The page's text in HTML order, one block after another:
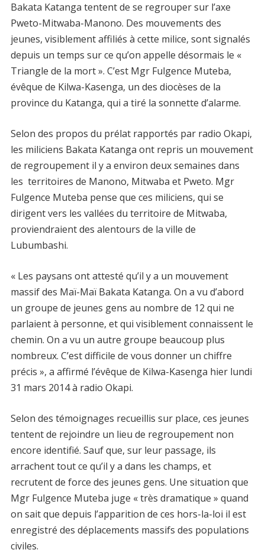
Bakata Katanga tentent de se regrouper sur l’axe
Pweto-Mitwaba-Manono. Des mouvements des
jeunes, visiblement affiliés à cette milice, sont signalés
depuis un temps sur ce qu’on appelle désormais le «
Triangle de la mort ». C’est Mgr Fulgence Muteba,
évêque de Kilwa-Kasenga, un des diocèses de la
province du Katanga, qui a tiré la sonnette d’alarme.
Selon des propos du prélat rapportés par radio Okapi,
les miliciens Bakata Katanga ont repris un mouvement
de regroupement il y a environ deux semaines dans
les territoires de Manono, Mitwaba et Pweto. Mgr
Fulgence Muteba pense que ces miliciens, qui se
dirigent vers les vallées du territoire de Mitwaba,
proviendraient des alentours de la ville de
Lubumbashi.
« Les paysans ont attesté qu’il y a un mouvement
massif des Maï-Maï Bakata Katanga. On a vu d’abord
un groupe de jeunes gens au nombre de 12 qui ne
parlaient à personne, et qui visiblement connaissent le
chemin. On a vu un autre groupe beaucoup plus
nombreux. C’est difficile de vous donner un chiffre
précis », a affirmé l’évêque de Kilwa-Kasenga hier lundi
31 mars 2014 à radio Okapi.
Selon des témoignages recueillis sur place, ces jeunes
tentent de rejoindre un lieu de regroupement non
encore identifié. Sauf que, sur leur passage, ils
arrachent tout ce qu’il y a dans les champs, et
recrutent de force des jeunes gens. Une situation que
Mgr Fulgence Muteba juge « très dramatique » quand
on sait que depuis l’apparition de ces hors-la-loi il est
enregistré des déplacements massifs des populations
civiles.